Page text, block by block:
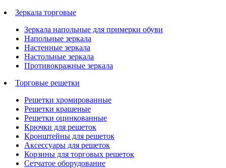
Зеркала торговые
Зеркала напольные для примерки обуви
Напольные зеркала
Настенные зеркала
Настольные зеркала
Противокражные зеркала
Торговые решетки
Решетки хромированные
Решетки крашеные
Решетки оцинкованные
Крючки для решеток
Кронштейны для решеток
Аксессуары для решеток
Корзины для торговых решеток
Сетчатое оборудование